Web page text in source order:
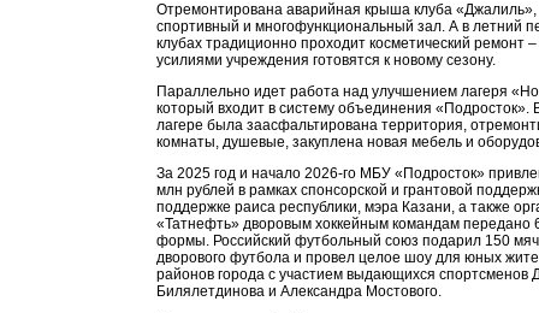
Отремонтирована аварийная крыша клуба «Джалиль»,
спортивный и многофункциональный зал. А в летний
клубах традиционно проходит косметический ремонт
усилиями учреждения готовятся к новому сезону.
Параллельно идет работа над улучшением лагеря
который входит в систему объединения «Подросток».
лагере была заасфальтирована территория,
комнаты, душевые, закуплена новая мебель и
За 2025 год и начало 2026-го МБУ «Подросток»
млн рублей в рамках спонсорской и грантовой
поддержке раиса республики, мэра Казани, а также
«Татнефть» дворовым хоккейным командам передано
формы. Российский футбольный союз подарил 150
дворового футбола и провел целое шоу для юных
районов города с участием выдающихся спортсменов
Билялетдинова и Александра Мостового.